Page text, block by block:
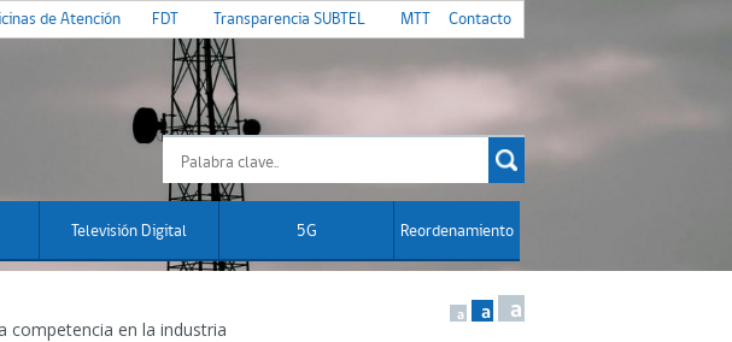
de Atención FDT Transparencia SUBTEL MTT Contacto
Televisión Digital 5G Reordenamiento
competencia en la industria
a a a